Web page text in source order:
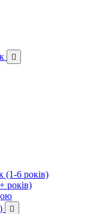

6 років)
років)
